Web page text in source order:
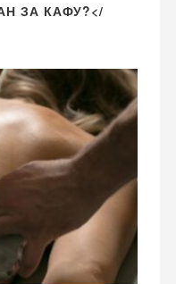
ЗА КАФУ?</